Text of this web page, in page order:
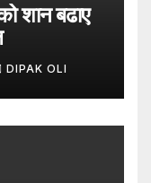
शान बढाए
DIPAK OLI